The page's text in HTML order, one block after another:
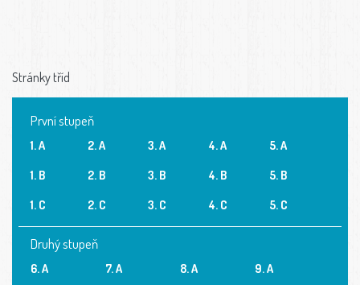
Stránky tříd
První stupeň
1. A
1. B
1. C
2. A
2. B
2. C
3. A
3. B
3. C
4. A
4. B
4. C
5. A
5. B
5. C
Druhý stupeň
6. A 7. A 8. A 9. A